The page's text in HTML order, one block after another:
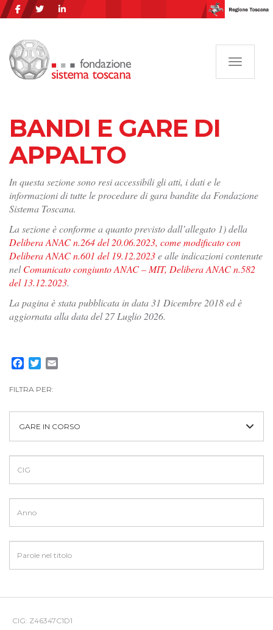
BANDI E GARE DI
APPALTO
In questa sezione sono resi accessibili gli atti, i dati e le
informazioni di tutte le procedure di gara bandite da Fondazione
Sistema Toscana.
La sezione è conforme a quanto previsto dall’allegato 1) della
Delibera ANAC n.264 del 20.06.2023, come modificato con
Delibera ANAC n.601 del 19.12.2023e alle indicazioni contenute
nelComunicato congiunto ANAC – MIT, Delibera ANAC n.582
del 13.12.2023.
La pagina è stata pubblicata in data 31 Dicembre 2018 ed è
aggiornata alla data del 27 Luglio 2026.
Facebook
Twitter
FILTRA PER:
GARE IN CORSO
CIG: Z46347C1D1